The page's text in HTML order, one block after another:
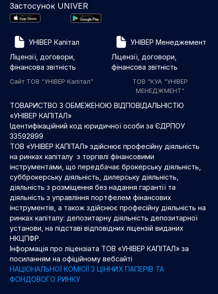
Застосунок UNIVER
УНІВЕР Капітал
Ліцензії, договори,
фінансова звітність
Сайт ТОВ “УНІВЕР Капітал”
УНІВЕР Менеджемент
Ліцензії, договори,
фінансова звітність
ТОВ "КУА "УНІВЕР
МЕНЕДЖМЕНТ"
ТОВАРИСТВО З ОБМЕЖЕНОЮ ВІДПОВІДАЛЬНІСТЮ
«УНІВЕР КАПІТАЛ»
Ідентифікаційний код юридичної особи за ЄДРПОУ
33592899
ТОВ «УНІВЕР КАПІТАЛ» здійснює професійну діяльність
на ринках капіталу з торгівлі фінансовими
інструментами, що передбачає брокерську діяльність,
субброкерську діяльність, дилерську діяльність,
діяльність з розміщення без надання гарантії та
діяльність з управління портфелем фінансових
інструментів, а також здійснює професійну діяльність на
ринках капіталу: депозитарну діяльність депозитарної
установи, на підставі відповідних ліцензій виданих
НКЦПФР.
Інформація про ліцензіата ТОВ «УНІВЕР КАПІТАЛ» за
посиланням на офіційному вебсайті
НАЦІОНАЛЬНОЇ КОМІСІЇ З ЦІННИХ ПАПЕРІВ ТА
ФОНДОВОГО РИНКУ